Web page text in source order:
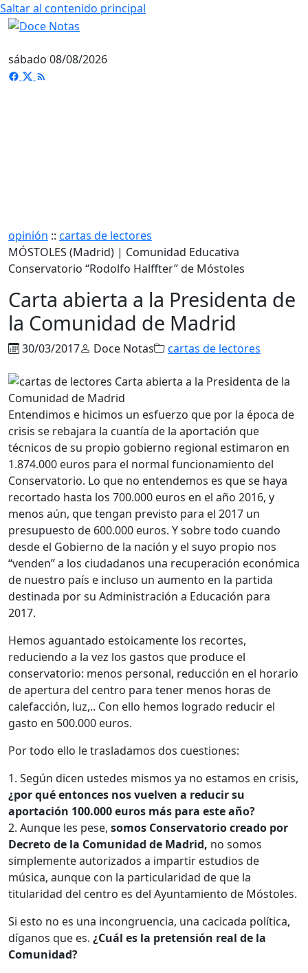
Saltar al contenido principal
sábado 08/08/2026
opinión :: cartas de lectores
MÓSTOLES (Madrid) | Comunidad Educativa
Conservatorio “Rodolfo Halffter” de Móstoles
Carta abierta a la Presidenta de
la Comunidad de Madrid
30/03/2017 Doce Notas cartas de lectores
Entendimos e hicimos un esfuerzo que por la época de
crisis se rebajara la cuantía de la aportación que
técnicos de su propio gobierno regional estimaron en
1.874.000 euros para el normal funcionamiento del
Conservatorio. Lo que no entendemos es que se haya
recortado hasta los 700.000 euros en el año 2016, y
menos aún, que tengan previsto para el 2017 un
presupuesto de 600.000 euros. Y sobre todo cuando
desde el Gobierno de la nación y el suyo propio nos
“venden” a los ciudadanos una recuperación económica
de nuestro país e incluso un aumento en la partida
destinada por su Administración a Educación para
2017.
Hemos aguantado estoicamente los recortes,
reduciendo a la vez los gastos que produce el
conservatorio: menos personal, reducción en el horario
de apertura del centro para tener menos horas de
calefacción, luz,.. Con ello hemos logrado reducir el
gasto en 500.000 euros.
Por todo ello le trasladamos dos cuestiones:
1. Según dicen ustedes mismos ya no estamos en crisis,
¿por qué entonces nos vuelven a reducir su
aportación 100.000 euros más para este año?
2. Aunque les pese, somos Conservatorio creado por
Decreto de la Comunidad de Madrid, no somos
simplemente autorizados a impartir estudios de
música, aunque con la particularidad de que la
titularidad del centro es del Ayuntamiento de Móstoles.
Si esto no es una incongruencia, una cacicada política,
díganos que es. ¿Cuál es la pretensión real de la
Comunidad?